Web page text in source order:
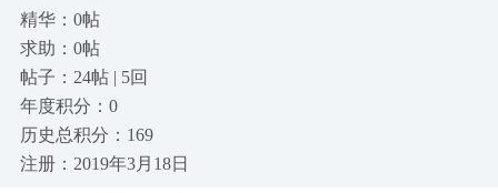
精华：0帖
求助：0帖
帖子：24帖 | 5回
年度积分：0
历史总积分：169
注册：2019年3月18日